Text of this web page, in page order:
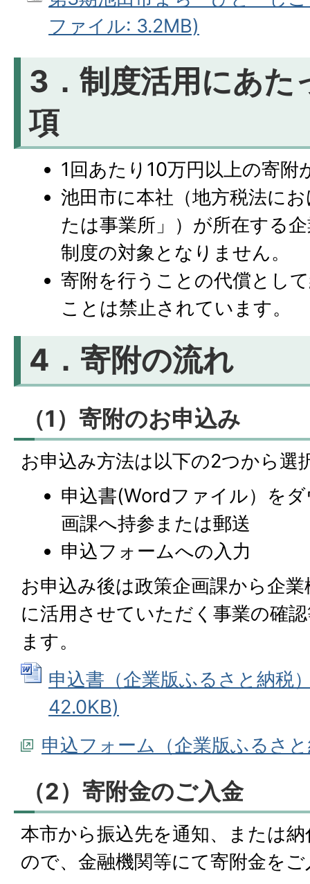
ファイル: 3.2MB)
3．制度活用にあた
項
1回あたり10万円以上の寄附
池田市に本社（地方税法に
たは事業所」）が所在する
制度の対象となりません。
寄附を行うことの代償とし
ことは禁止されています。
4．寄附の流れ
（1）寄附のお申込み
お申込み方法は以下の2つから選
申込書(Wordファイル）を
画課へ持参または郵送
申込フォームへの入力
お申込み後は政策企画課から企
に活用させていただく事業の確
ます。
申込書（企業版ふるさと納税
42.0KB)
申込フォーム（企業版ふるさ
（2）寄附金のご入金
本市から振込先を通知、または
ので、金融機関等にて寄附金を